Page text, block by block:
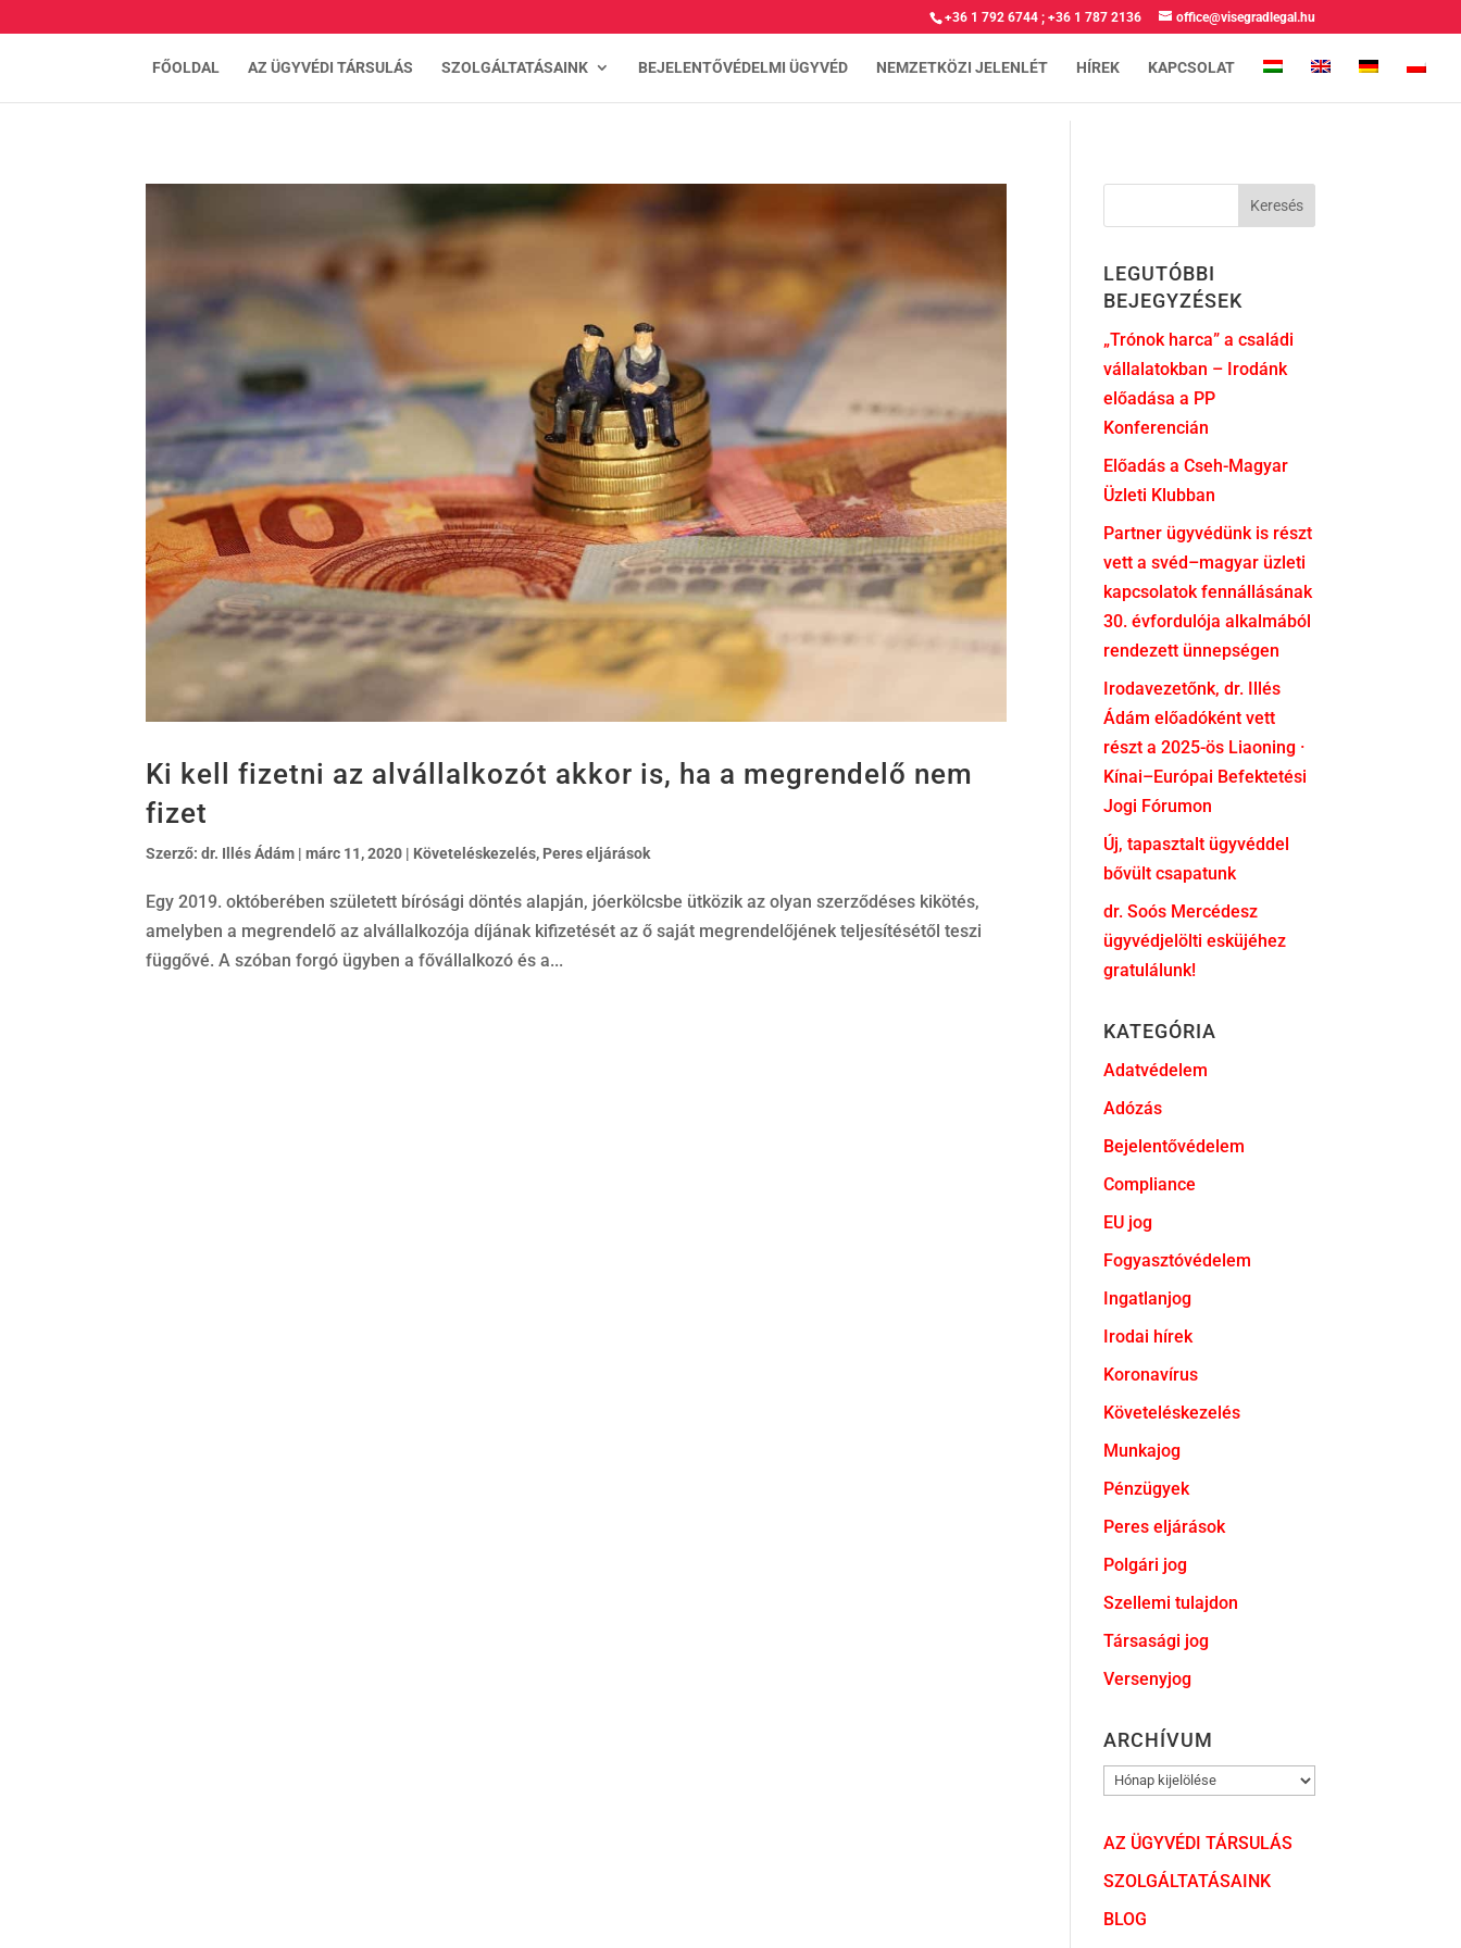
+36 1 792 6744; +36 1 787 2136 office@visegradlegal.hu
FŐOLDAL AZ ÜGYVÉDI TÁRSULÁS SZOLGÁLTATÁSAINK BEJELENTŐVÉDELMI ÜGYVÉD NEMZETKÖZI JELENLÉT HÍREK KAPCSOLAT
Ki kell fizetni az alvállalkozót akkor is, ha a megrendelő nem
fizet
Szerző:dr. Illés Ádám |márc 11, 2020 | Követeléskezelés, Peres eljárások
Egy 2019. októberében született bírósági döntés alapján, jóerkölcsbe ütközik az olyan szerződéses kikötés,
amelyben a megrendelő az alvállalkozója díjának kifizetését az ő saját megrendelőjének teljesítésétől teszi
függővé. A szóban forgó ügyben a fővállalkozó és a...
LEGUTÓBBI
BEJEGYZÉSEK
„Trónok harca” a családi
vállalatokban – Irodánk
előadása a PP
Konferencián
Előadás a Cseh-Magyar
Üzleti Klubban
Partner ügyvédünk is részt
vett a svéd–magyar üzleti
kapcsolatok fennállásának
30. évfordulója alkalmából
rendezett ünnepségen
Irodavezetőnk, dr. Illés
Ádám előadóként vett
részt a 2025-ös Liaoning ·
Kínai–Európai Befektetési
Jogi Fórumon
Új, tapasztalt ügyvéddel
bővült csapatunk
dr. Soós Mercédesz
ügyvédjelölti esküjéhez
gratulálunk!
KATEGÓRIA
Adatvédelem
Adózás
Bejelentővédelem
Compliance
EU jog
Fogyasztóvédelem
Ingatlanjog
Irodai hírek
Koronavírus
Követeléskezelés
Munkajog
Pénzügyek
Peres eljárások
Polgári jog
Szellemi tulajdon
Társasági jog
Versenyjog
ARCHÍVUM
ARCHÍVUM
AZ ÜGYVÉDI TÁRSULÁS
SZOLGÁLTATÁSAINK
BLOG